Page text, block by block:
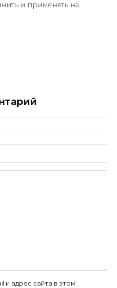
и применять на
и адрес сайта в этом